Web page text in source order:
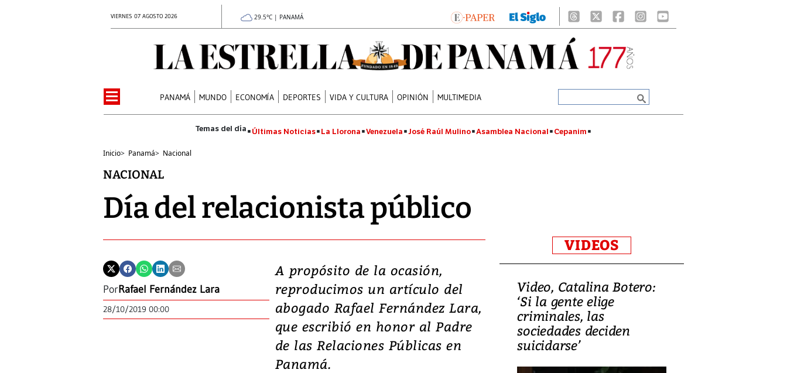
VIERNES 07 AGOSTO 2026 29.5°C | PANAMÁ
PANAMÁ MUNDO ECONOMÍA DEPORTES VIDA Y CULTURA OPINIÓN MULTIMEDIA
Últimas Noticias La Llorona Venezuela José Raúl Mulino Asamblea Nacional Cepanim
Inicio> Panamá> Nacional
NACIONAL
Día del relacionista público
PorRafael Fernández Lara
28/10/2019 00:00
A propósito de la ocasión,
reproducimos un artículo del
abogado Rafael Fernández Lara,
que escribió en honor al Padre
de las Relaciones Públicas en
Panamá.
VIDEOS
Video, Japón: Terremoto
deja heridos y graves
daños en Kumamoto
Video, Catalina Botero:
‘Si la gente elige
criminales, las
sociedades deciden
suicidarse’